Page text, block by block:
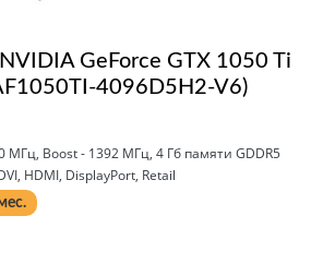
GeForce GTX 1050 Ti
4096D5H2-V6)
МГц, Boost - 1392 МГц, 4 Гб памяти GDDR5
HDMI, DisplayPort, Retail